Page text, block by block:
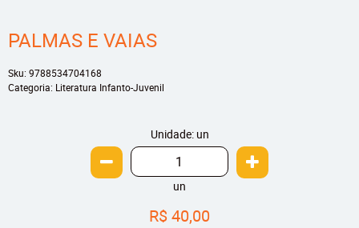
PALMAS E VAIAS
Sku: 9788534704168
Categoria: Literatura Infanto-Juvenil
Unidade: un
un
R$ 40,00